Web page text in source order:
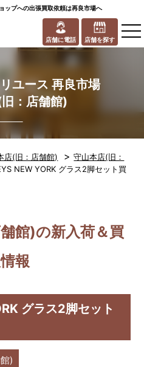
ップへの出張買取依頼は再良市場へ
店舗に電話 店舗を探す
ユース 再良市場
：店舗館)
店(旧：店舗館) >守山本店(旧：
NEW YORK グラス2脚セット買
館)の新入荷＆買
報
グラス2脚セット
)